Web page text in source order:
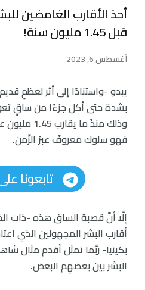
أحدُ الأقارب الغامضين
قبل 1.45 مليون سنة!
أغسطس 6, 2023
يبدو -واستنادًا إلى أثر لعظمٍ
وذلك منذُ ما
فهو سلوك معروفٌ عبرَ الزّمن.
تابعونا
إلَّا أنَّ قصبة الساق هذه -ذات
أقارب البشر المجهولين الذي
بكينيا- ربَّما تمثل أقدم مثال
البشر بين بعضهِم البعض.